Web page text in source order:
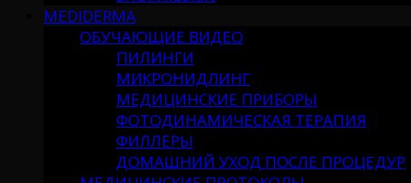
MEDIDERMA
ОБУЧАЮЩИЕ ВИДЕО
ПИЛИНГИ
МИКРОНИДЛИНГ
МЕДИЦИНСКИЕ ПРИБОРЫ
ФОТОДИНАМИЧЕСКАЯ ТЕРАПИЯ
ФИЛЛЕРЫ
ДОМАШНИЙ УХОД ПОСЛЕ ПРОЦЕДУР